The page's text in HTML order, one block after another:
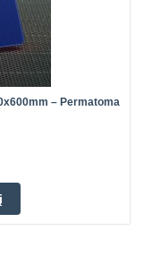
– Permatoma